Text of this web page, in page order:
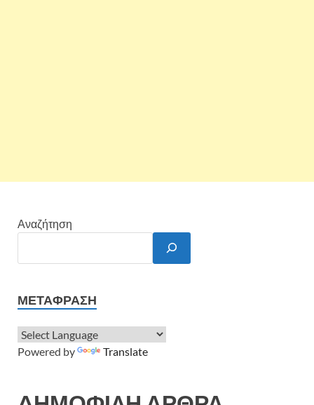
Αναζήτηση
ΜΕΤΆΦΡΑΣΗ
Powered by Translate